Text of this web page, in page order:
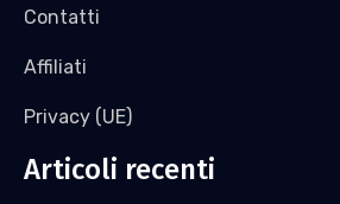
Contatti
Affiliati
Privacy (UE)
Articoli recenti